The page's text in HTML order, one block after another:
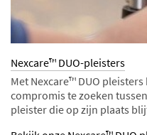
Nexcare™ DUO-pleisters
Met Nexcare™ DUO
compromis te zoeken
pleister die op zijn plaats